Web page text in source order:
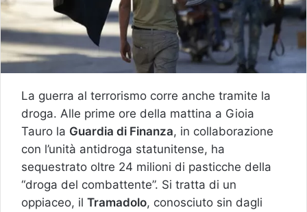
La guerra al terrorismo corre anche tramite la
droga. Alle prime ore della mattina a Gioia
Tauro la Guardia di Finanza, in collaborazione
con l’unità antidroga statunitense, ha
sequestrato oltre 24 milioni di pasticche della
“droga del combattente”. Si tratta di un
oppiaceo, il Tramadolo, conosciuto sin dagli